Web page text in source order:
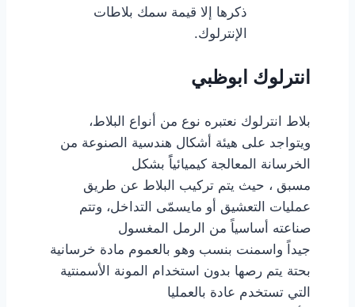
ذكرها إلا قيمة سمك بلاطات
الإنترلوك.
انترلوك ابوظبي
بلاط انترلوك نعتبره نوع من أنواع البلاط،
ويتواجد على هيئة أشكال هندسية الصنوعة من
الخرسانة المعالجة كيميائياًَ بشكل
مسبق ، حيث يتم تركيب البلاط عن طريق
عمليات التعشيق أو مايسمّى التداخل، وتتم
صناعته أساسياً من الرمل المغسول
جيداً واسمنت بنسب وهو بالعموم مادة خرسانية
بحتة يتم رصها بدون استخدام المونة الأسمنتية
التي تستخدم عادة بالعمليا